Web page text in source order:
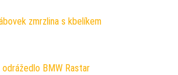
zmrzlina s kbelíkem
odrážedlo BMW Rastar